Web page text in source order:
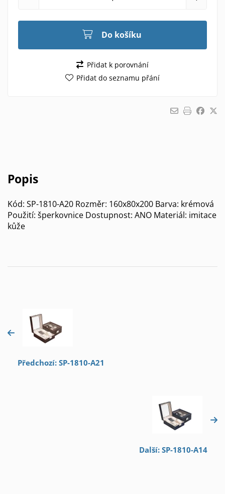
Do košíku
Přidat k porovnání
Přidat do seznamu přání
Popis
Kód: SP-1810-A20 Rozměr: 160x80x200 Barva: krémová
Použití: šperkovnice Dostupnost: ANO Materiál: imitace
kůže
Předchozí: SP-1810-A21
Další: SP-1810-A14